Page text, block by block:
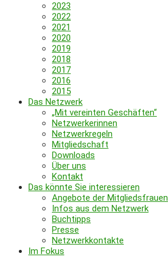
2023
2022
2021
2020
2019
2018
2017
2016
2015
Das Netzwerk
„Mit vereinten Geschäften“
Netzwerkerinnen
Netzwerkregeln
Mitgliedschaft
Downloads
Über uns
Kontakt
Das könnte Sie interessieren
Angebote der Mitgliedsfrauen
Infos aus dem Netzwerk
Buchtipps
Presse
Netzwerkkontakte
Im Fokus